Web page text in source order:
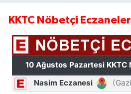
KKTC Nöbetçi Eczaneler